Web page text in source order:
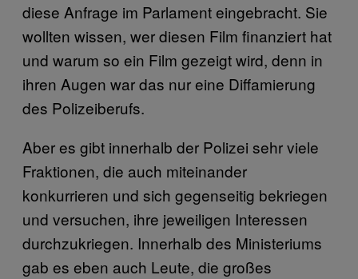
diese Anfrage im Parlament eingebracht. Sie
wollten wissen, wer diesen Film finanziert hat
und warum so ein Film gezeigt wird, denn in
ihren Augen war das nur eine Diffamierung
des Polizeiberufs.
Aber es gibt innerhalb der Polizei sehr viele
Fraktionen, die auch miteinander
konkurrieren und sich gegenseitig bekriegen
und versuchen, ihre jeweiligen Interessen
durchzukriegen. Innerhalb des Ministeriums
gab es eben auch Leute, die großes